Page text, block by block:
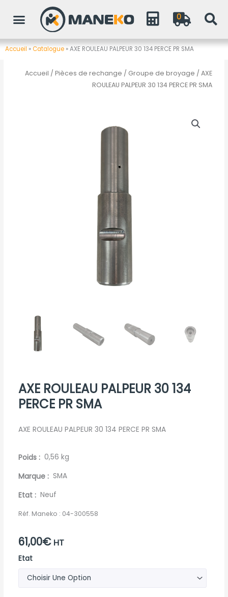
0
Accueil »Catalogue »AXE ROULEAU PALPEUR 30 134 PERCE PR SMA
Accueil / Pièces de rechange / Groupe de broyage / AXE
ROULEAU PALPEUR 30 134 PERCE PR SMA
AXE ROULEAU PALPEUR 30 134
PERCE PR SMA
AXE ROULEAU PALPEUR 30 134 PERCE PR SMA
Poids 0,56 kg
Marque SMA
Etat Neuf
Réf. Maneko : 04-300558
61,00€ HT
Etat
quantité
AXE